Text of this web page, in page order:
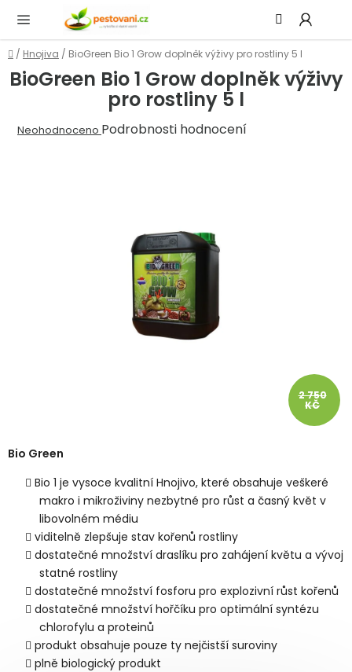
obsah
Domů
/ Hnojiva / BioGreen Bio 1 Grow doplněk výživy pro rostliny 5 l
Bio Green
Bio 1 je vysoce kvalitní Hnojivo, které obsahuje veškeré
makro i mikroživiny nezbytné pro růst a časný květ v
libovolném médiu
viditelně zlepšuje stav kořenů rostliny
dostatečné množství draslíku pro zahájení květu a vývoj
statné rostliny
dostatečné množství fosforu pro explozivní růst kořenů
dostatečné množství hořčíku pro optimální syntézu
chlorofylu a proteinů
produkt obsahuje pouze ty nejčistší suroviny
plně biologický produkt
BioGreen Bio 1 Grow doplněk výživy
pro rostliny 5 l
Průměrné
Neohodnoceno Podrobnosti hodnocení
2 750
KČ